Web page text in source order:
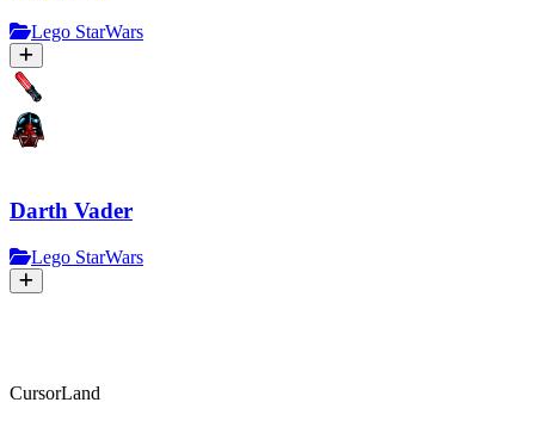
Lego StarWars
Darth Vader
Lego StarWars
CursorLand